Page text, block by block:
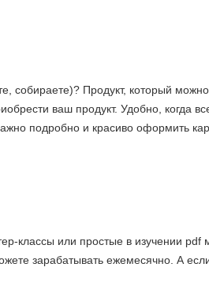
собираете)? Продукт, который можно
ваш продукт. Удобно,
подробно и красиво оформить
классы или простые в изучении
зарабатывать ежемесячно. А